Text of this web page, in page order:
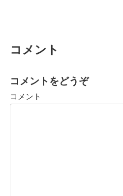
コメント
コメントをどうぞ
コメント